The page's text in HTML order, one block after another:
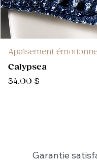
Apaisement
Calypsea
Prix
34,00 $
Garantie